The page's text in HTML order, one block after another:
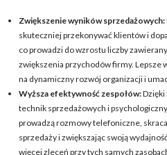
Zwiększenie wyników sprzedażowych:
skuteczniej przekonywać klientów i
co prowadzi do wzrostu liczby
zwiększenia przychodów firmy. Lepsze
na dynamiczny rozwój organizacji i
Wyższa efektywność zespołów:
technik sprzedażowych i
prowadzą rozmowy telefoniczne,
sprzedaży i zwiększając swoją
więcej zleceń przy tych samych